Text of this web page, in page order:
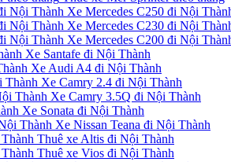
Xe Mercedes C250 đi Nội
Xe Mercedes C230 đi Nội
Xe Mercedes C200 đi Nội
Xe Santafe đi Nội Thành
Xe Audi A4 đi Nội Thành
Xe Camry 2.4 đi Nội Thành
Xe Camry 3.5Q đi Nội Thành
Xe Sonata đi Nội Thành
Xe Nissan Teana đi Nội Thành
Thuê xe Altis đi Nội Thành
Thuê xe Vios đi Nội Thành